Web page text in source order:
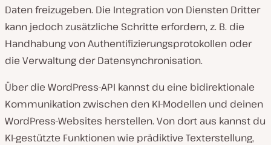
Daten freizugeben. Die Integration von Diensten Dritter
kann jedoch zusätzliche Schritte erfordern, z. B. die
Handhabung von Authentifizierungsprotokollen oder
die Verwaltung der Datensynchronisation.
Über die WordPress-API kannst du eine bidirektionale
Kommunikation zwischen den KI-Modellen und deinen
WordPress-Websites herstellen. Von dort aus kannst du
KI-gestützte Funktionen wie prädiktive Texterstellung,